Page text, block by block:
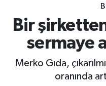
Bir
sermaye
Merko Gıda,
oranında
Bitcoin
Şirket Haberleri
Borsa Gundem